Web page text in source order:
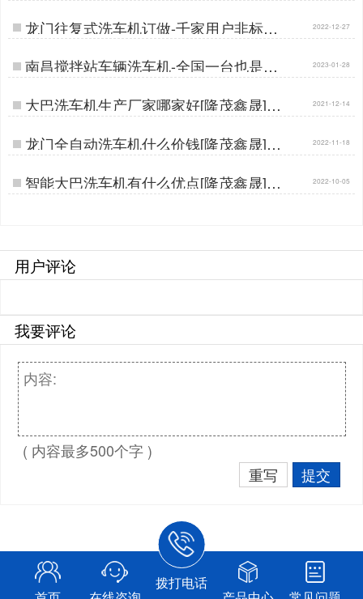
龙门往复式洗车机订做-千家用户非标定
制经验[隆茂鑫晟]…
2022-12-27
南昌搅拌站车辆洗车机-全国一台也是批
发价[隆茂鑫晟]…
2023-01-28
大巴洗车机生产厂家哪家好[隆茂鑫晟]… 2021-12-14
龙门全自动洗车机什么价钱[隆茂鑫晟]… 2022-11-18
智能大巴洗车机有什么优点[隆茂鑫晟]… 2022-10-05
用户评论
我要评论
( 内容最多500个字 )
重写
提交
拨打电话